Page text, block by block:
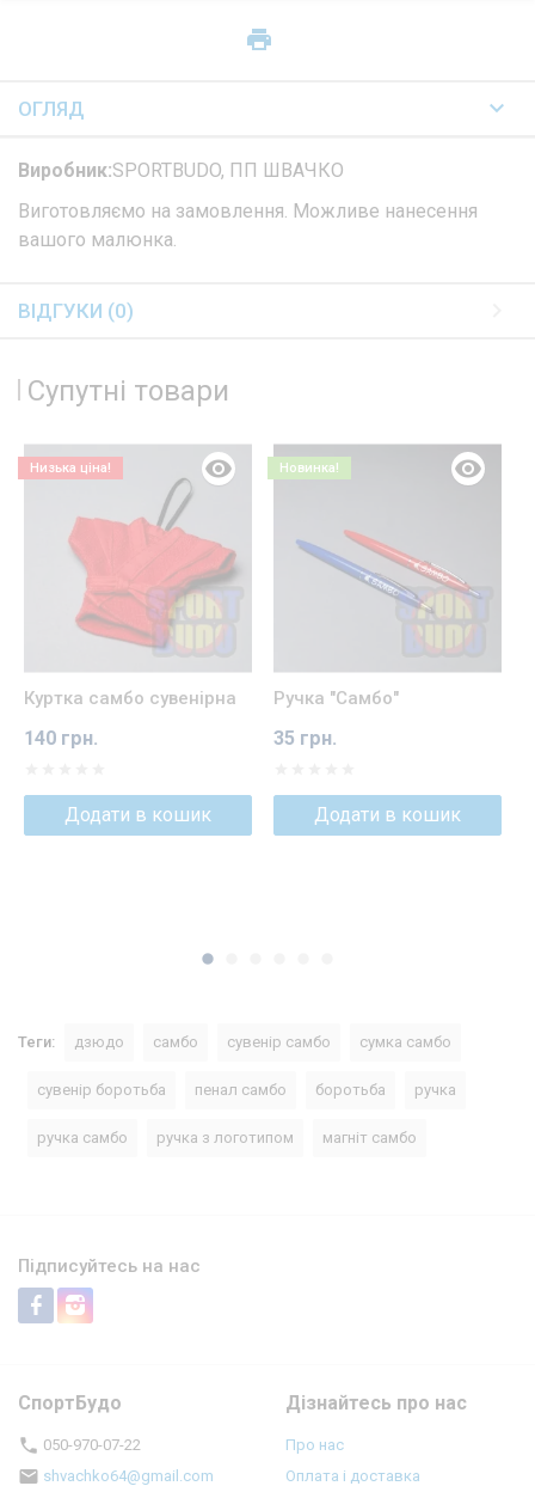
ОГЛЯД
Виробник:SPORTBUDO, ПП ШВАЧКО
Виготовляємо на замовлення. Можливе нанесення
вашого малюнка.
ВІДГУКИ (0)
Супутні товари
Куртка самбо сувенірна
140 грн.
Додати в кошик
Низька ціна!
Ручка "Самбо"
35 грн.
Додати в кошик
Новинка!
Теги: дзюдо самбо сувенір самбо сумка самбо
сувенір боротьба пенал самбо боротьба ручка
ручка самбо ручка з логотипом магніт самбо
Підписуйтесь на нас
СпортБудо
050-970-07-22
shvachko64@gmail.com
Дізнайтесь про нас
Про нас
Оплата і доставка